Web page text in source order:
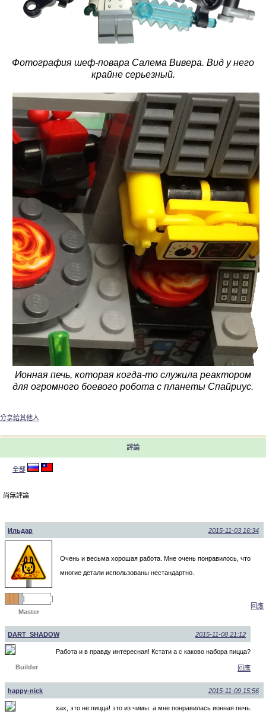
Фотография шеф-повара Салема Вивера. Вид у него
крайне серьезный.
Ионная печь, которая когда-то служила реактором
для огромного боевого робота с планеты Спайриус.
分享給其他人
評論
全部
尚無評論
Ильдар 2015-11-03 16:34
Master
Очень и весьма хорошая работа. Мне очень понравилось, что
многие детали использованы нестандартно.
回應
DART_SHADOW 2015-11-08 21:12
Builder
Работа и в правду интересная! Кстати а с каково набора пицца?
回應
happy-nick 2015-11-09 15:56
хах, это не пицца! это из чимы. а мне понравилась ионная печь.